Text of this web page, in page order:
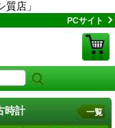
店」
PCサイト
時計 一覧